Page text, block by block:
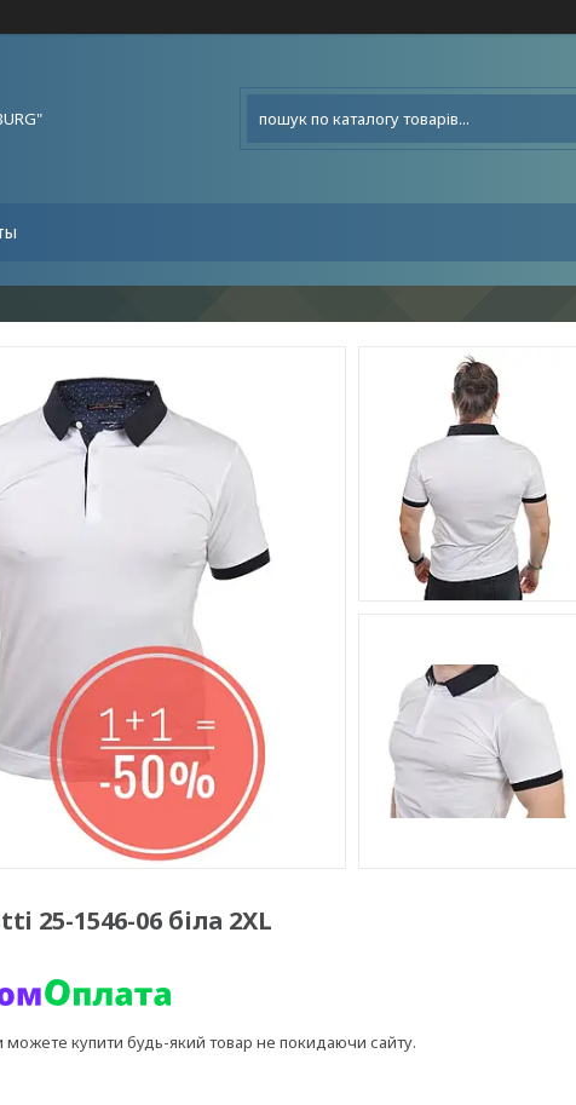
25-1546-06 біла 2XL
можете купити будь-який товар не покидаючи сайту.